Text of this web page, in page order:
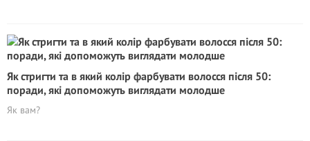
Як стригти та в який колір фарбувати волосся після 50:
поради, які допоможуть виглядати молодше
Як вам?